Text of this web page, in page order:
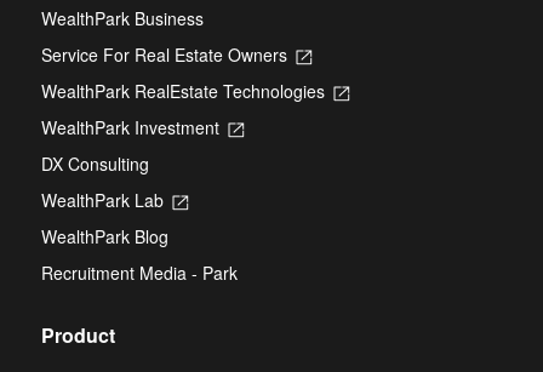
WealthPark Business
Service For Real Estate Owners
Opens
a
WealthPark RealEstate Technologies
Opens
WealthPark Investment
Opens
DX Consulting
WealthPark Lab
Opens
new
tab
WealthPark Blog
Recruitment Media - Park
Product